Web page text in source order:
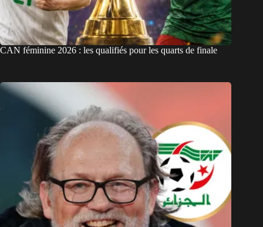
CAN féminine 2026 : les qualifiés pour les quarts de finale